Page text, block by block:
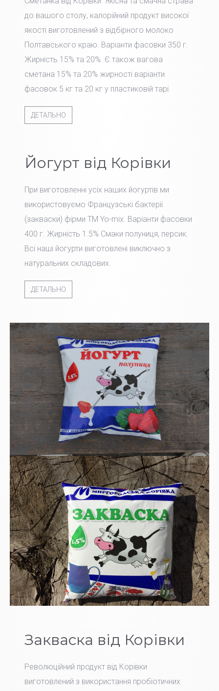
до вашого столу, калорійний продукт високої
якості виготовлений з відбірного молоко
Полтавського краю. Варіанти фасовки 350 г.
Жирність 15% та 20%. Є також вагова
сметана 15% та 20% жирності варіанти
фасовок 5 кг та 20 кг у пластиковій тарі.
ДЕТАЛЬНО
Йогурт від Корівки
При виготовленні усіх наших йогуртів ми
використовуємо Французські бактерії
(закваски) фірми TM Yo-mix. Варіанти фасовки
400 г. Жирність 1.5% Смаки полуниця, персик.
Всі наші йогурти виготовлені виключно з
натуральних складових.
ДЕТАЛЬНО
Закваска від Корівки
Революційний продукт від Корівки
виготовлений з використання пробіотичних